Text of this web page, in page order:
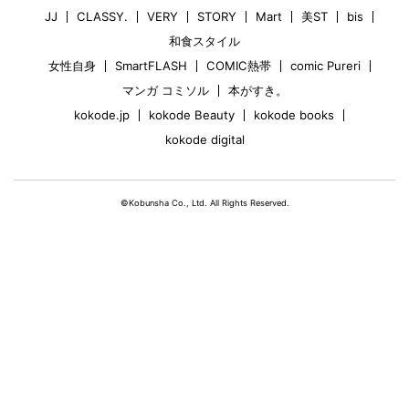
JJ CLASSY. VERY STORY Mart 美ST
bis
和食スタイル
女性自身
SmartFLASH COMIC熱帯
comic Pureri
マンガ コミソル
本がすき。
kokode.jp
kokode Beauty
kokode books
kokode digital
©Kobunsha Co., Ltd. All Rights Reserved.